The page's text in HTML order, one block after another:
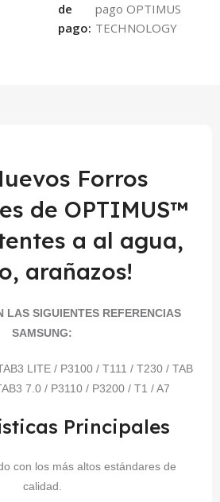
de
pago:
Forros
de OPTIMUS™
a al agua,
arañazos!
LAS SIGUIENTES REFERENCIAS
SAMSUNG:
LITE / P3100 / T111 / T230 / TAB
7.0 / P3110 / P3200 / T1 / A7
Principales
con los más altos estándares de
calidad.